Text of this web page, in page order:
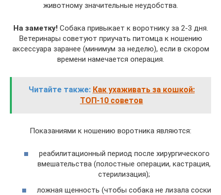
животному значительные неудобства.
На заметку! Собака привыкает к воротнику за 2-3 дня.
Ветеринары советуют приучать питомца к ношению
аксессуара заранее (минимум за неделю), если в скором
времени намечается операция.
Читайте также: Как ухаживать за кошкой:
ТОП-10 советов
Показаниями к ношению воротника являются:
реабилитационный период после хирургического
вмешательства (полостные операции, кастрация,
стерилизация);
ложная щенность (чтобы собака не лизала соски